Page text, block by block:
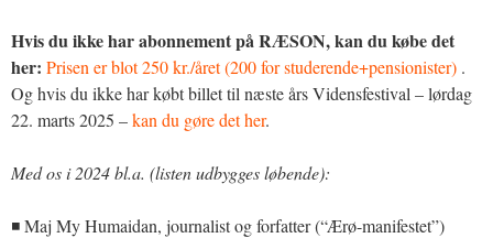
Hvis du ikke har abonnement på RÆSON, kan du købe det
her: Prisen er blot 250 kr./året (200 for studerende+pensionister) .
Og hvis du ikke har købt billet til næste års Vidensfestival – lørdag
22. marts 2025 –kan du gøre det her.
Med os i 2024 bl.a. (listen udbygges løbende):
◾ Maj My Humaidan, journalist og forfatter (“Ærø-manifestet”)